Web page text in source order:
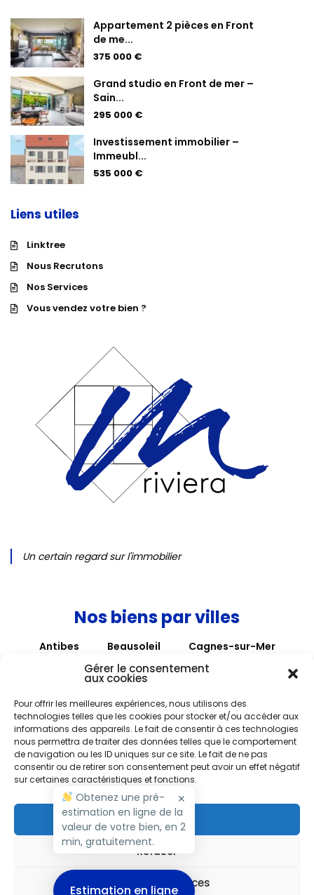
Gérer le consentement
aux cookies
Pour offrir les meilleures expériences, nous utilisons des
technologies telles que les cookies pour stocker et/ou accéder aux
informations des appareils. Le fait de consentir à ces technologies
nous permettra de traiter des données telles que le comportement
de navigation ou les ID uniques sur ce site. Le fait de ne pas
consentir ou de retirer son consentement peut avoir un effet négatif
sur certaines caractéristiques et fonctions.
Accepter
Refuser
Voir les préférences
Appartement 2 pièces en Front
de me...
375 000 €
Grand studio en Front de mer –
Sain...
295 000 €
Investissement immobilier –
Immeubl...
535 000 €
Liens utiles
Linktree
Nous Recrutons
Nos Services
Vous vendez votre bien ?
Un certain regard sur l'immobilier
Nos biens par villes
Antibes Beausoleil
Cagnes-sur-Mer
Cannes
Hyères
La Colle sur Loup
Roquebrune-Cap-Martin
Roquefort-les-Pins
Roubaix
Saint Paul de Vence
Saint-André
Saint-Laurent-du-Var
Tourrettes-sur-Loup
Vence
Villefranche-sur-Mer
Villeneuve Loubet
Copyright M RIVIERA 2026 - Tous droits réservés
Politique de cookies (UE)
Français
Estimation en ligne
Obtenez une pré-
estimation en ligne de la
valeur de votre bien, en 2
min, gratuitement.
✕